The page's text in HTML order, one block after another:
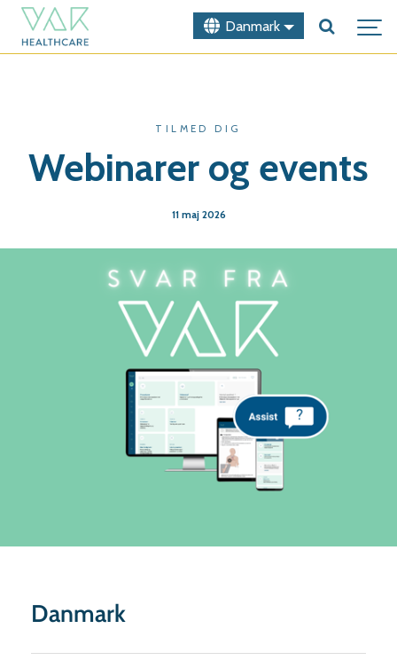
Danmark
TILMED DIG
Webinarer og events
11 maj 2026